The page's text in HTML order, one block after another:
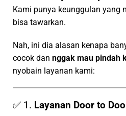
Kami punya keunggulan yang
bisa tawarkan.
Nah, ini dia alasan kenapa
cocok dan nggak mau pindah
nyobain layanan kami:
✅ 1. Layanan Door to